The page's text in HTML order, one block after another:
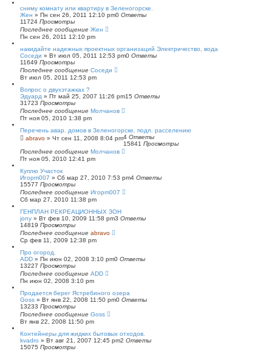
сниму комнату или квартиру в Зеленогорске.
Жен » Пн сен 26, 2011 12:10 pm0 Ответы
11724 Просмотры
Последнее сообщение Жен
Пн сен 26, 2011 12:10 pm
накидайте надежных проектных организаций Электричество, вода
Соседи » Вт июл 05, 2011 12:53 pm0 Ответы
11649 Просмотры
Последнее сообщение Соседи
Вт июл 05, 2011 12:53 pm
Вопрос о двухэтажках ?
Эдуард » Пт май 25, 2007 11:26 pm15 Ответы
31723 Просмотры
Последнее сообщение Молчанов
Пт ноя 05, 2010 1:38 pm
Перечень авар. домов в Зеленогорске, подл. расселению
abravo » Чт сен 11, 2008 8:04 pm4 Ответы
15841 Просмотры
Последнее сообщение Молчанов
Пт ноя 05, 2010 12:41 pm
Куплю Участок
Игорm007 » Сб мар 27, 2010 7:53 pm4 Ответы
15577 Просмотры
Последнее сообщение Игорm007
Сб мар 27, 2010 11:38 pm
ГЕНПЛАН РЕКРЕАЦИОННЫХ ЗОН
jony » Вт фев 10, 2009 11:58 pm3 Ответы
14819 Просмотры
Последнее сообщение abravo
Ср фев 11, 2009 12:38 pm
Про огород.
ADD » Пн июн 02, 2008 3:10 pm0 Ответы
13227 Просмотры
Последнее сообщение ADD
Пн июн 02, 2008 3:10 pm
Продается берег Ястребиного озера
Goss » Вт янв 22, 2008 11:50 pm0 Ответы
13233 Просмотры
Последнее сообщение Goss
Вт янв 22, 2008 11:50 pm
Контейнеры для жидких бытовых отходов.
kvadro » Вт авг 21, 2007 12:45 pm2 Ответы
15075 Просмотры